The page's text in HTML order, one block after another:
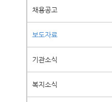
채용공고
보도자료
기관소식
복지소식